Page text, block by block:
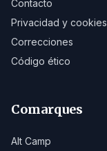
Contacto
Privacidad y cookies
Correcciones
Código ético
Comarques
Alt Camp